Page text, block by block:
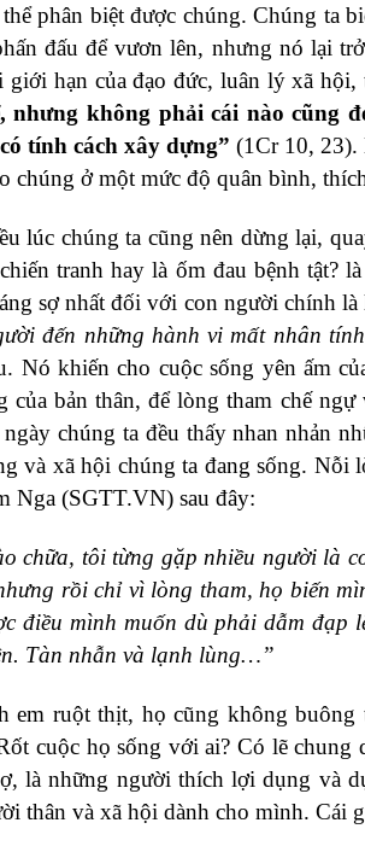
phân biệt được chúng. Chúng ta
đấu để vươn lên, nhưng nó lại
hạn của đạo đức, luân lý xã
nhưng không phải cái nào cũng
tính cách xây dựng” (1Cr 10, 23).
chúng ở một mức độ quân bình,
lúc chúng ta cũng nên dừng lại,
tranh hay là ốm đau bệnh tật?
sợ nhất đối với con người chính
đến những hành vi mất nhân tính
Nó khiến cho cuộc sống yên ấm
của bản thân, để lòng tham chế
chúng ta đều thấy nhan nhản
và xã hội chúng ta đang sống. Nỗi
Nga (SGTT.VN) sau đây:
chữa, tôi từng gặp nhiều người là
rồi chỉ vì lòng tham, họ biến
điều mình muốn dù phải dẫm đạp
Tàn nhẫn và lạnh lùng…”
em ruột thịt, họ cũng không
cuộc họ sống với ai? Có lẽ
là những người thích lợi dụng và
thân và xã hội dành cho mình. Cái